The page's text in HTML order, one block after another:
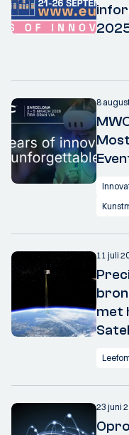
8
11 juli
met
23 juni